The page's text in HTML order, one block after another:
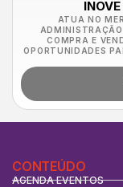
ATUA NO
COMPRA E
OPORTUNIDADES
CONTEÚDO
AGENDA EVENTOS